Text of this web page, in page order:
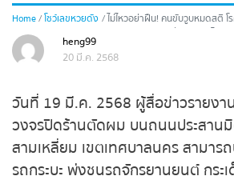
ถ่ายทอดสดหวยรัฐบาลไทย
ถ่ายทอดสดหวยธกส.
ถ่ายทอดสดหวยลาว
Home
ไม่ไหวอย่าฝืน! คนขับวูบหมดสติ โ
ชนร้านอาหารตามสั่ง คอหวยไม่พ
ร้านอาหาร 1/4/68
heng99
วันที่ 19 มี.ค. 2568 ผู้สื่อข่าวรายงาน
กล้องวงจรปิดร้านตัดผม บนถนนปร
สามเหลี่ยม เขตเทศบาลนคร สามาร